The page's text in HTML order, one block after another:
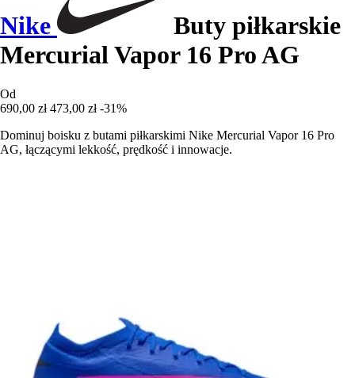
Nike
Buty piłkarskie
Mercurial Vapor 16 Pro AG
Od
690,00 zł 473,00 zł -31%
Dominuj boisku z butami piłkarskimi Nike Mercurial Vapor 16 Pro
AG, łączącymi lekkość, prędkość i innowacje.